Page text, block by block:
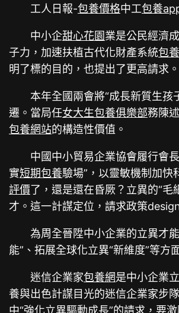
工人日報-包養價格中工包養
中小企甜心花園業是公民經濟
子力，加速扶植古代化財產系統包
明了標的目的，也提出了更高請求。
本年全國兩會將“成長新質生孩
遷。當局任女大生包養俱樂部務陳
包養網站的構造性價值。
中國中小貿易企業協會履行會
實短期包養驗場”，以靈敏機制加快
評價了，還是還在昏厥？立異的“
才。這一計謀定位，請求政策
為周全晉陞中小企業的立異才
能”、拓展全球化立異“新維度”等方
迷信企業家包養網是中小企業
養與出色計謀目光的迷信企業家步